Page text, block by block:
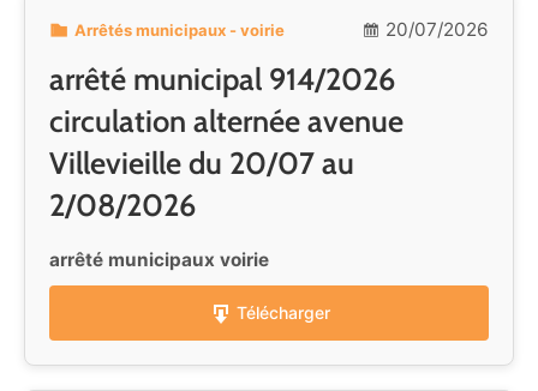
Arrêtés municipaux - voirie 20/07/2026
arrêté municipal 914/2026
circulation alternée avenue
Villevieille du 20/07 au
2/08/2026
arrêté municipaux voirie
Télécharger